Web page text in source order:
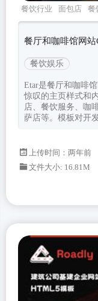
餐饮行业 面包店 餐
餐厅和咖啡馆网站
餐饮娱乐
Etar是餐厅和咖啡
惊叹的主页样式和
店、餐饮服务、咖
萨店等。模板对开
上传时间：两年前
文件大小: 16.81M